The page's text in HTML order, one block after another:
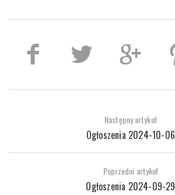
Następny artykuł
Ogłoszenia 2024-10-06
Poprzedni artykuł
Ogłoszenia 2024-09-29